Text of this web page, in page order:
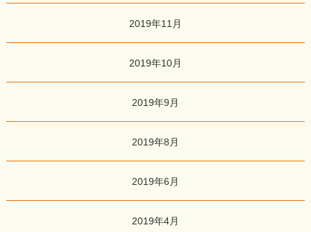
2019年11月
2019年10月
2019年9月
2019年8月
2019年6月
2019年4月